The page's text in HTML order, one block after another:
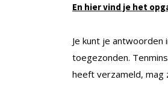
En hier vind je het
Je kunt je
toegezonden.
heeft verzameld, mag